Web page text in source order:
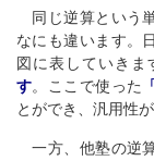
同じ逆算という
なにも違います。
図に表していきま
す。ここで使った
とができ、汎用性が
一方、他塾の逆